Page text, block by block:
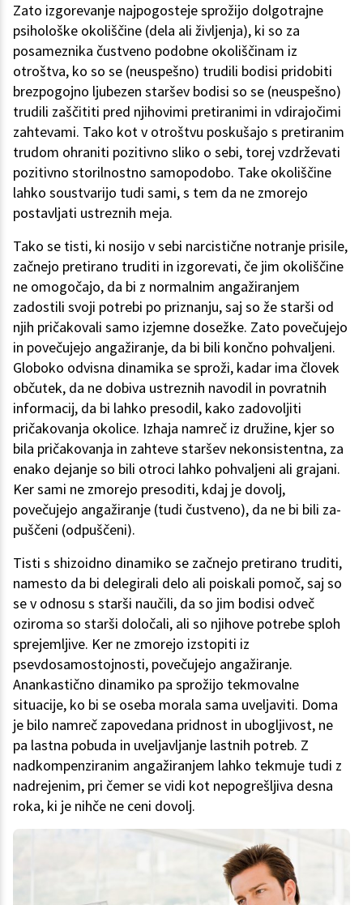
Zato izgorevanje najpogosteje sprožijo dolgotrajne
psihološke okoliščine (dela ali življenja), ki so za
posameznika čustveno podobne okoliščinam iz
otroštva, ko so se (neuspešno) trudili bodisi pridobiti
brezpogojno ljubezen staršev bodisi so se (neuspešno)
trudili zaščititi pred njihovimi pretiranimi in vdirajočimi
zahtevami. Tako kot v otroštvu poskušajo s pretiranim
trudom ohraniti pozitivno sliko o sebi, torej vzdrževati
pozitivno storilnostno samopodobo. Take okoliščine
lahko soustvarijo tudi sami, s tem da ne zmorejo
postavljati ustreznih meja.
Tako se tisti, ki nosijo v sebi narcistične notranje prisile,
začnejo pretirano truditi in izgorevati, če jim okoliščine
ne omogočajo, da bi z normalnim angažiranjem
zadostili svoji potrebi po priznanju, saj so že starši od
njih pričakovali samo izjemne dosežke. Zato povečujejo
in povečujejo angažiranje, da bi bili končno pohvaljeni.
Globoko odvisna dinamika se sproži, kadar ima človek
občutek, da ne dobiva ustreznih navodil in povratnih
informacij, da bi lahko presodil, kako zadovoljiti
pričakovanja okolice. Izhaja namreč iz družine, kjer so
bila pričakovanja in zahteve staršev nekonsistentna, za
enako dejanje so bili otroci lahko pohvaljeni ali grajani.
Ker sami ne zmorejo presoditi, kdaj je dovolj,
povečujejo angažiranje (tudi čustveno), da ne bi bili za-
puščeni (odpuščeni).
Tisti s shizoidno dinamiko se začnejo pretirano truditi,
namesto da bi delegirali delo ali poiskali pomoč, saj so
se v odnosu s starši naučili, da so jim bodisi odveč
oziroma so starši določali, ali so njihove potrebe sploh
sprejemljive. Ker ne zmorejo izstopiti iz
psevdosamostojnosti, povečujejo angažiranje.
Anankastično dinamiko pa sprožijo tekmovalne
situacije, ko bi se oseba morala sama uveljaviti. Doma
je bilo namreč zapovedana pridnost in ubogljivost, ne
pa lastna pobuda in uveljavljanje lastnih potreb. Z
nadkompenziranim angažiranjem lahko tekmuje tudi z
nadrejenim, pri čemer se vidi kot nepogrešljiva desna
roka, ki je nihče ne ceni dovolj.